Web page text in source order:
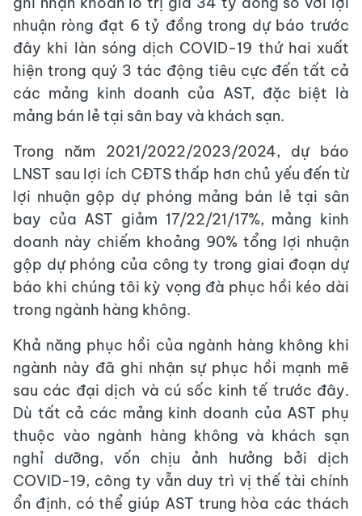
nhuận ròng đạt 6 tỷ đồng trong dự báo trước
đây khi làn sóng dịch COVID-19 thứ hai xuất
hiện trong quý 3 tác động tiêu cực đến tất cả
các mảng kinh doanh của AST, đặc biệt là
mảng bán lẻ tại sân bay và khách sạn.
Trong năm 2021/2022/2023/2024, dự báo
LNST sau lợi ích CĐTS thấp hơn chủ yếu đến từ
lợi nhuận gộp dự phóng mảng bán lẻ tại sân
bay của AST giảm 17/22/21/17%, mảng kinh
doanh này chiếm khoảng 90% tổng lợi nhuận
gộp dự phóng của công ty trong giai đoạn dự
báo khi chúng tôi kỳ vọng đà phục hồi kéo dài
trong ngành hàng không.
Khả năng phục hồi của ngành hàng không khi
ngành này đã ghi nhận sự phục hồi mạnh mẽ
sau các đại dịch và cú sốc kinh tế trước đây.
Dù tất cả các mảng kinh doanh của AST phụ
thuộc vào ngành hàng không và khách sạn
nghỉ dưỡng, vốn chịu ảnh hưởng bởi dịch
COVID-19, công ty vẫn duy trì vị thế tài chính
ổn định, có thể giúp AST trung hòa các thách